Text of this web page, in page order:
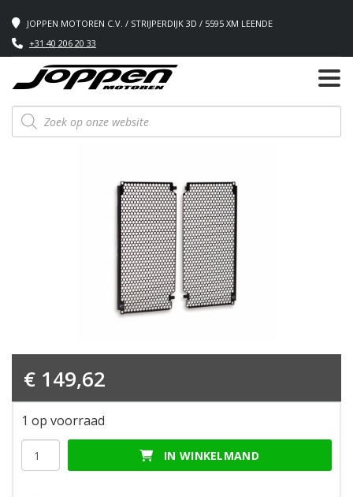
JOPPEN MOTOREN C.V. / STRIJPERDIJK 3D / 5595 XM LEENDE
+31 40 206 20 33
Producten
zoeken
€ 149,62
1 op voorraad
Kit
reti
IN WINKELMAND